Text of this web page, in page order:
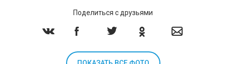
Поделиться с друзьями